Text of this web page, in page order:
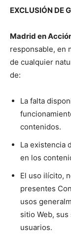
EXCLUSIÓN DE
Madrid en
responsable, en
de cualquier
de:
La falta
contenidos.
La existencia
en los
El uso ilícito,
presentes
usos
sitio Web,
usuarios.